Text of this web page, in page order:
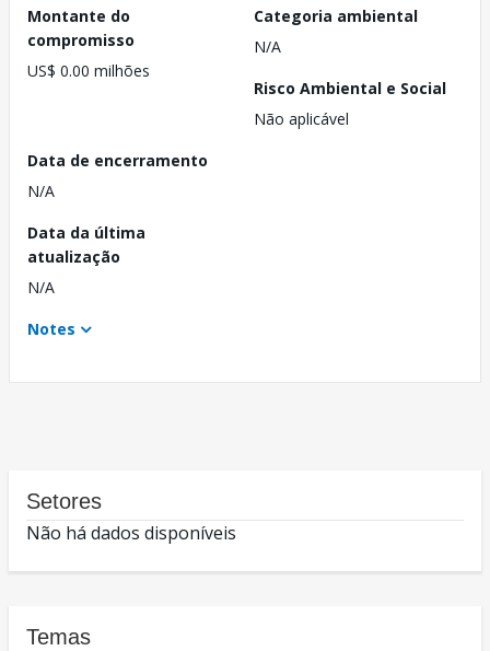
Montante do
compromisso
US$ 0.00 milhões
Categoria ambiental
N/A
Risco Ambiental e Social
Não aplicável
Data de encerramento
N/A
Data da última
atualização
N/A
Notes
Setores
Não há dados disponíveis
Temas